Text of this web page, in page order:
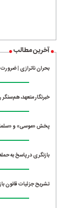
آخرین مطالب
بحران ناترازی |
خبرنگار متعهد،
پخش «موسی» و
بازنگری در پاسخ به
تشریح جزئیات قانون